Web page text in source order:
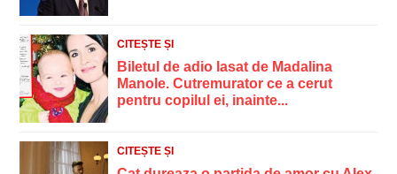
CITEȘTE ȘI
Biletul de adio lasat de Madalina
Manole. Cutremurator ce a cerut
pentru copilul ei, inainte...
CITEȘTE ȘI